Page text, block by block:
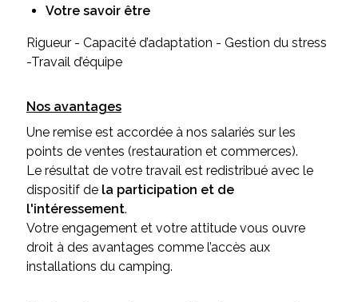
Votre savoir être
Rigueur - Capacité d’adaptation - Gestion du stress
-Travail d’équipe
Nos avantages
Une remise est accordée à nos salariés sur les
points de ventes (restauration et commerces).
Le résultat de votre travail est redistribué avec le
dispositif de la participation et de
l'intéressement.
Votre engagement et votre attitude vous ouvre
droit à des avantages comme l’accès aux
installations du camping.